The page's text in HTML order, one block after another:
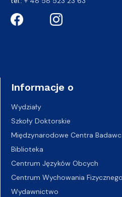
Informacje o
Wydziały
Szkoły Doktorskie
Międzynarodowe Centra
Biblioteka
Centrum Języków Obcych
Centrum Wychowania
Wydawnictwo